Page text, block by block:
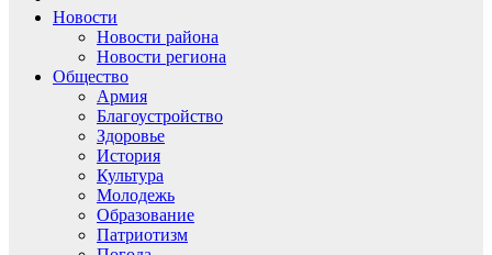
Новости
Новости района
Новости региона
Общество
Армия
Благоустройство
Здоровье
История
Культура
Молодежь
Образование
Патриотизм